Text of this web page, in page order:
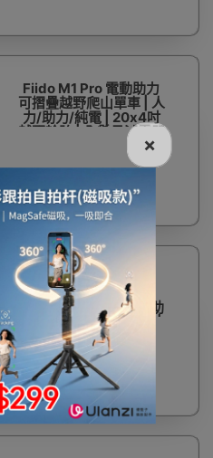
Fiido M1 Pro 電動助力
可摺疊越野爬山單車 | 人
力/助力/純電 | 20x4吋
越野輪胎 | 全懸吊減震器
【官方授權銷售商】
DAHON大行 UNIO
E20-20" 電動單車
(KEA093CM) | 人力/助
力模式 | 中置驅動電機 |
香港行貨 | 6 個月保養
$10,999
×